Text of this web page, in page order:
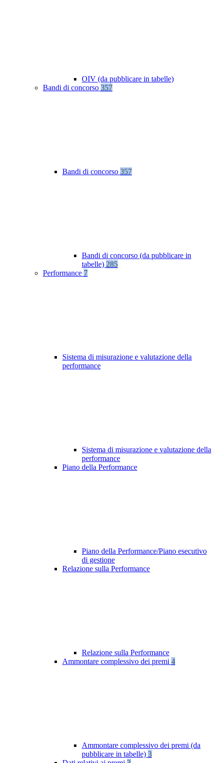
OIV (da pubblicare in tabelle)
Bandi di concorso 357
Bandi di concorso 357
Bandi di concorso (da pubblicare in
tabelle) 285
Performance 7
Sistema di misurazione e valutazione della
performance
Sistema di misurazione e valutazione della
performance
Piano della Performance
Piano della Performance/Piano esecutivo
di gestione
Relazione sulla Performance
Relazione sulla Performance
Ammontare complessivo dei premi 4
Ammontare complessivo dei premi (da
pubblicare in tabelle) 3